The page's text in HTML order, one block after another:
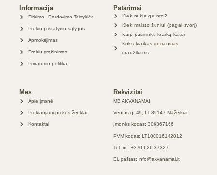
Informacija
Pirkimo - Pardavimo Taisyklės
Prekių pristatymo sąlygos
Apmokėjimas
Prekių grąžinimas
Privatumo politika
Patarimai
Kiek reikia grunto?
Kiek maisto šuniui (pagal svorį)
Kaip pasirinkti kraiką katei
Koks kraikas geriausias
graužikams
Mes
Apie įmonė
Prekiaujami prekės ženklai
Kontaktai
Rekvizitai
MB AKVANAMAI
Ventos g. 49, LT-89147 Mažeikiai
Įmonės kodas: 306367166
PVM kodas: LT100016142012
Tel. nr.: +370 626 87327
El. paštas: info@akvanamai.lt